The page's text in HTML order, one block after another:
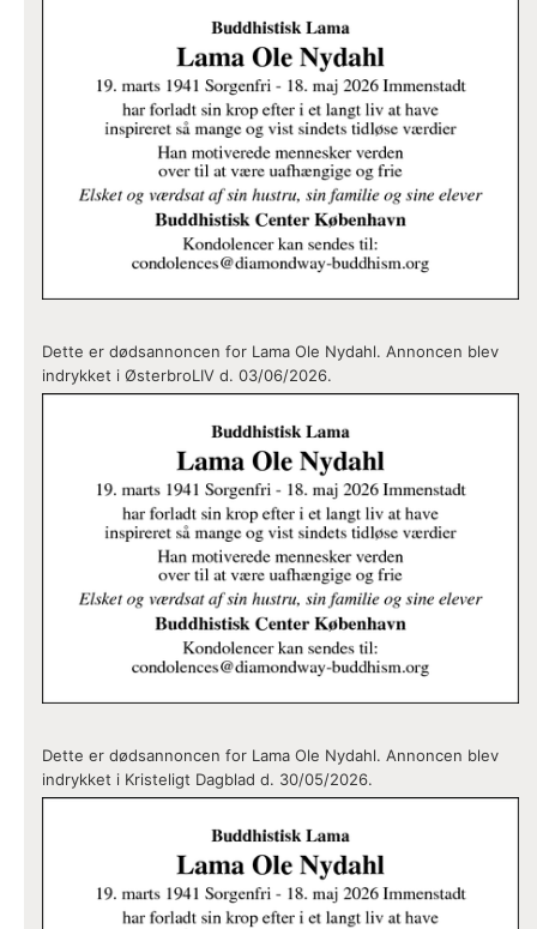
Dette er dødsannoncen for Lama Ole Nydahl. Annoncen blev
indrykket i ØsterbroLIV d. 03/06/2026.
Dette er dødsannoncen for Lama Ole Nydahl. Annoncen blev
indrykket i Kristeligt Dagblad d. 30/05/2026.